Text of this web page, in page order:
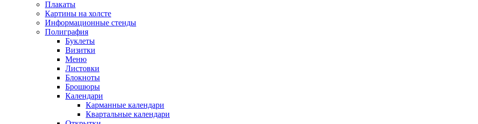
Плакаты
Картины на холсте
Информационные стенды
Полиграфия
Буклеты
Визитки
Меню
Листовки
Блокноты
Брошюры
Календари
Карманные календари
Квартальные календари